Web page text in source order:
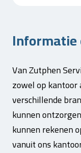
Informatie
Van Zutphen
zowel op kantoor
verschillende
kunnen
kunnen rekenen
vanuit ons